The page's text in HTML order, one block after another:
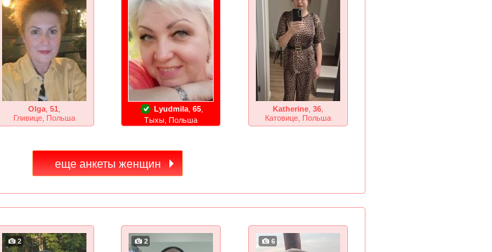
Olga, 51
Гливице, Польша
Lyudmila, 65,
Тыхы, Польша
Katherine, 36,
Катовице, Польша
2 2 6